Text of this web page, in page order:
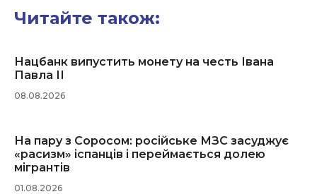
Читайте також:
Нацбанк випустить монету на честь Івана
Павла ІІ
08.08.2026
На пару з Соросом: російське МЗС засуджує
«расизм» іспанців і переймається долею
мігрантів
01.08.2026